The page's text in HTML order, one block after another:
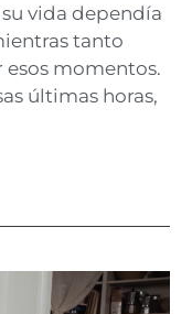
vida dependía
tanto
momentos.
últimas horas,